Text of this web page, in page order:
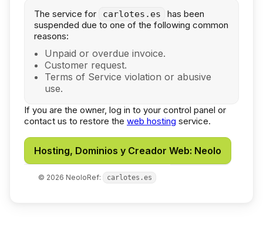
The service for carlotes.es
has been
suspended due to one of the following common
reasons:
Unpaid or overdue invoice.
Customer request.
Terms of Service violation or abusive
use.
If you are the owner, log in to your control panel or
contact us to restore the web hosting service.
Hosting, Dominios y Creador Web: Neolo
© 2026 NeoloRef: carlotes.es